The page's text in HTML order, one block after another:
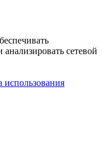
сетевой
использования